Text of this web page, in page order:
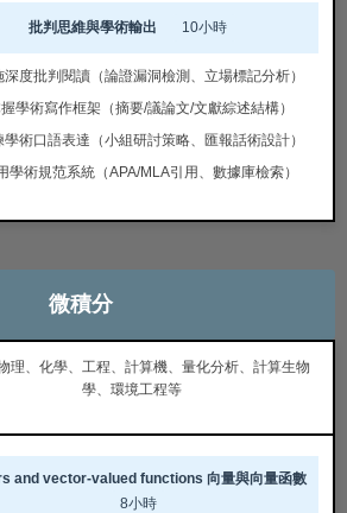
批判思維與學術輸出 10小時
深度批判閱讀（論證漏洞檢測、立場標記分析）
學術寫作框架（摘要/議論文/文獻綜述結構）
學術口語表達（小組研討策略、匯報話術設計）
學術規范系統（APA/MLA引用、數據庫檢索）
微積分
理、化學、工程、計算機、量化分析、計算生物
學、環境工程等
and vector-valued functions 向量與向量函數
8小時